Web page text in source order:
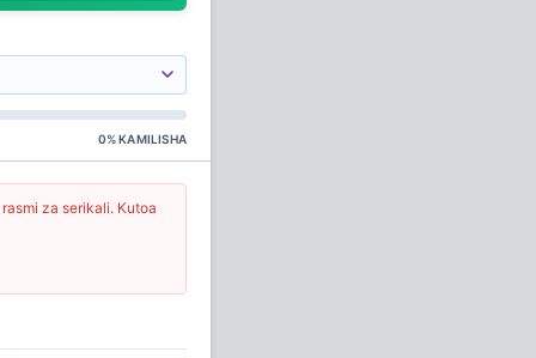
0%KAMILISHA
za serikali. Kutoa